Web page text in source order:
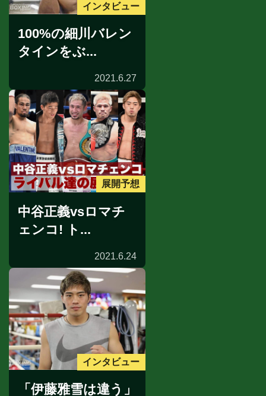
インタビュー
100%の細川バレン
タインをぶ...
2021.6.27
展開予想
中谷正義vsロマチ
ェンコ! ト...
2021.6.24
インタビュー
「伊藤雅雪は違う」